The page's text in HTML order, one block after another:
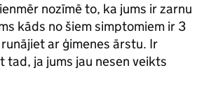
nozīmē to, ka jums ir zarnu
kāds no šiem simptomiem ir 3
ar ģimenes ārstu. Ir
tad, ja jums jau nesen veikts